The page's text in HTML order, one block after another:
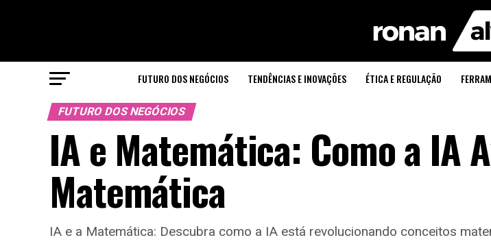
FUTURO DOS NEGÓCIOS TENDÊNCIAS E INOVAÇÕES ÉTICA E REGULAÇÃO
FUTURO DOS NEGÓCIOS
IA e Matemática: Como a IA
Matemática
IA e a Matemática: Descubra como a IA está revolucionando conceitos